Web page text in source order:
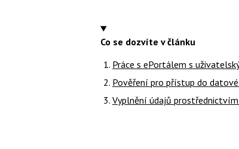
Co se dozvíte v článku
Práce s ePortálem s
Pověření pro přístup do
Vyplnění údajů